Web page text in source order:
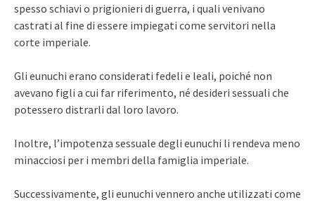
spesso schiavi o prigionieri di guerra, i quali venivano
castrati al fine di essere impiegati come servitori nella
corte imperiale.
Gli eunuchi erano considerati fedeli e leali, poiché non
avevano figli a cui far riferimento, né desideri sessuali che
potessero distrarli dal loro lavoro.
Inoltre, l’impotenza sessuale degli eunuchi li rendeva meno
minacciosi per i membri della famiglia imperiale.
Successivamente, gli eunuchi vennero anche utilizzati come